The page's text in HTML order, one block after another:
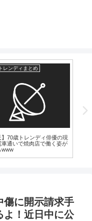
レンディまとめ
】70歳トレンディ俳優の現
車通いで焼肉店で働く姿が
www
に開示請求手
よ！近日中に公